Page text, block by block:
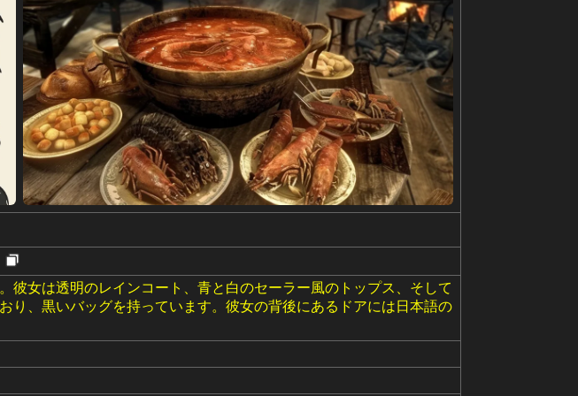
彼女は透明のレインコート、青と白のセーラー風のトップス、そして
り、黒いバッグを持っています。彼女の背後にあるドアには日本語の